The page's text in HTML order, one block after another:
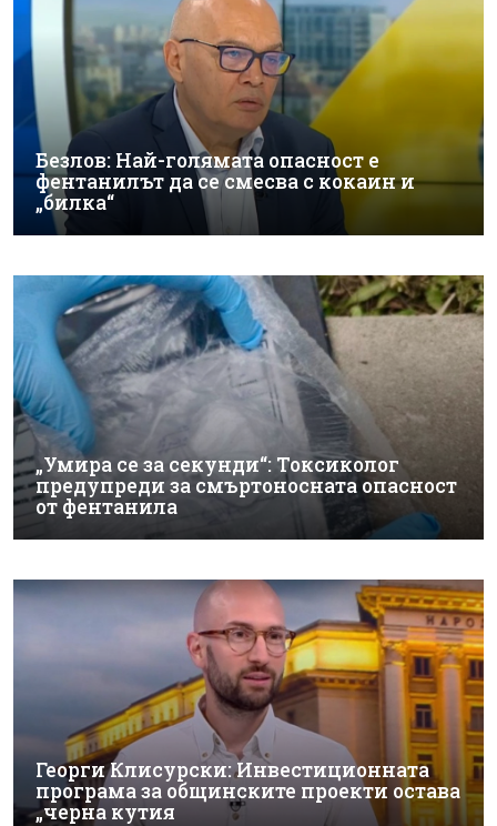
Безлов: Най-голямата опасност е
фентанилът да се смесва с кокаин и
„билка“
„Умира се за секунди“: Токсиколог
предупреди за смъртоносната опасност
от фентанила
Георги Клисурски: Инвестиционната
програма за общинските проекти остава
„черна кутия